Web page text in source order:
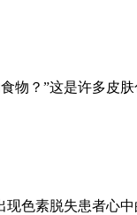
物？”这是许多皮
色素脱失患者心